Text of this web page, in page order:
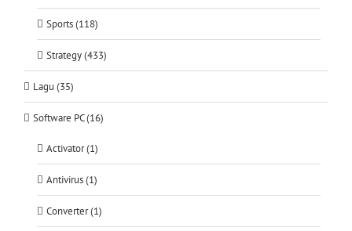
Sports (118)
Strategy (433)
Lagu (35)
Software PC (16)
Activator (1)
Antivirus (1)
Converter (1)